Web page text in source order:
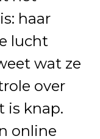
haar
lucht
wat ze
over
is knap.
online